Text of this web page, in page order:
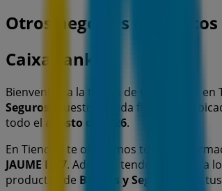
Otros negocios de
CaixaBank
Bienvenido a la tienda de en
Seguros
. Nuestra tienda física está
todo el
agosto de 2026.
En Tiendeo te ofrecemos toda la
JAUME I, 17. Además, tendrás acceso a
productos de Bancos y Seguros para